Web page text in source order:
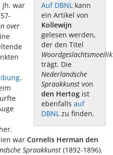
Auf DBNLkann
ein Artikel von
Kollewijn
gelesen werden,
der den Titel
trägt. Die
Nederlandsche
Spraakkunstvon
den Hertogist
ebenfalls auf
DBNLzu finden.
war
over
.
war Cornelis Herman den
Spraakkunst (1892-1896).